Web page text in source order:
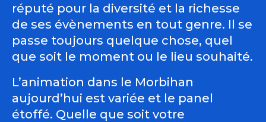
réputé pour la diversité et la richesse
de ses évènements en tout genre. Il se
passe toujours quelque chose, quel
que soit le moment ou le lieu souhaité.
L’animation dans le Morbihan
aujourd’hui est variée et le panel
étoffé. Quelle que soit votre